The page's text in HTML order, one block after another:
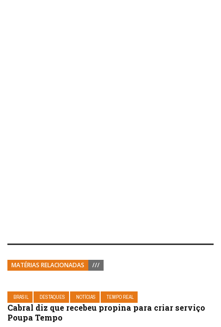
MATÉRIAS RELACIONADAS ///
BRASIL DESTAQUES NOTÍCIAS TEMPO REAL
Cabral diz que recebeu propina para criar serviço
Poupa Tempo